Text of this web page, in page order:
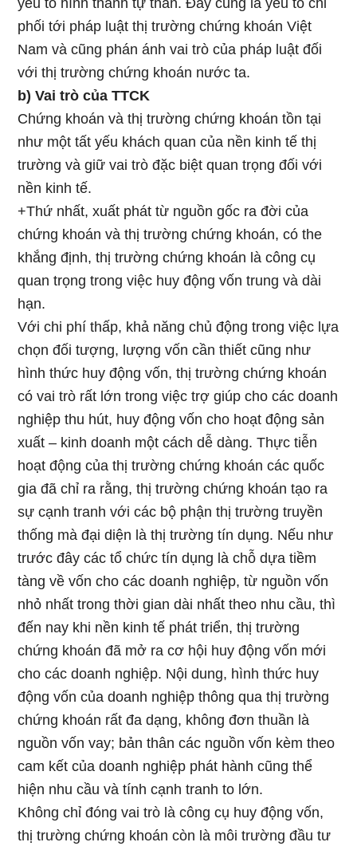
yếu tố hình thành tự thân. Đây cũng là yếu tố chi
phối tới pháp luật thị trường chứng khoán Việt
Nam và cũng phán ánh vai trò của pháp luật đối
với thị trường chứng khoán nước ta.
b) Vai trò của TTCK
Chứng khoán và thị trường chứng khoán tồn tại
như một tất yếu khách quan của nền kinh tế thị
trường và giữ vai trò đặc biệt quan trọng đối với
nền kinh tế.
+Thứ nhất, xuất phát từ nguồn gốc ra đời của
chứng khoán và thị trường chứng khoán, có the
khắng định, thị trường chứng khoán là công cụ
quan trọng trong việc huy động vốn trung và dài
hạn.
Với chi phí thấp, khả năng chủ động trong việc lựa
chọn đối tượng, lượng vốn cần thiết cũng như
hình thức huy động vốn, thị trường chứng khoán
có vai trò rất lớn trong việc trợ giúp cho các doanh
nghiệp thu hút, huy động vốn cho hoạt động sản
xuất – kinh doanh một cách dễ dàng. Thực tiễn
hoạt động của thị trường chứng khoán các quốc
gia đã chỉ ra rằng, thị trường chứng khoán tạo ra
sự cạnh tranh với các bộ phận thị trường truyền
thống mà đại diện là thị trường tín dụng. Nếu như
trước đây các tổ chức tín dụng là chỗ dựa tiềm
tàng về vốn cho các doanh nghiệp, từ nguồn vốn
nhỏ nhất trong thời gian dài nhất theo nhu cầu, thì
đến nay khi nền kinh tế phát triển, thị trường
chứng khoán đã mở ra cơ hội huy động vốn mới
cho các doanh nghiệp. Nội dung, hình thức huy
động vốn của doanh nghiệp thông qua thị trường
chứng khoán rất đa dạng, không đơn thuần là
nguồn vốn vay; bản thân các nguồn vốn kèm theo
cam kết của doanh nghiệp phát hành cũng thể
hiện nhu cầu và tính cạnh tranh to lớn.
Không chỉ đóng vai trò là công cụ huy động vốn,
thị trường chứng khoán còn là môi trường đầu tư